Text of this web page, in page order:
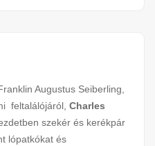
Augustus Seiberling,
feltalálójáról, Charles
szekér és kerékpár
lópatkókat és